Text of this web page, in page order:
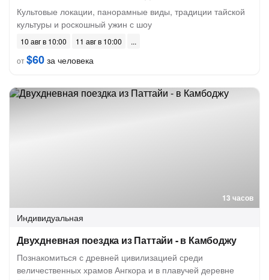
Культовые локации, панорамные виды, традиции тайской
культуры и роскошный ужин с шоу
10 авг в 10:00
11 авг в 10:00
от$60 за человека
13 часов
Индивидуальная
Двухдневная поездка из Паттайи - в Камбоджу
Познакомиться с древней цивилизацией среди
величественных храмов Ангкора и в плавучей деревне